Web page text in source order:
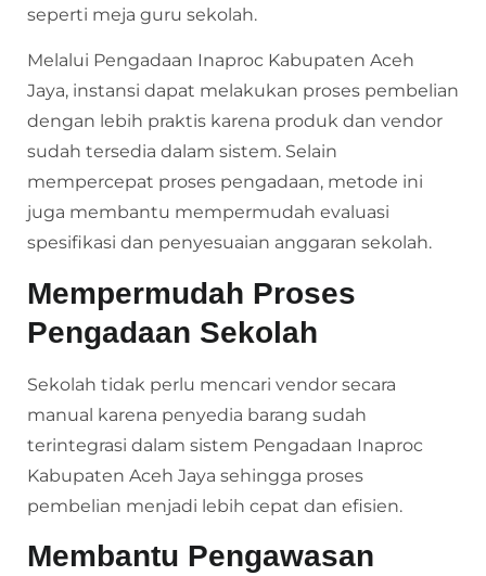
seperti meja guru sekolah.
Melalui Pengadaan Inaproc Kabupaten Aceh
Jaya, instansi dapat melakukan proses pembelian
dengan lebih praktis karena produk dan vendor
sudah tersedia dalam sistem. Selain
mempercepat proses pengadaan, metode ini
juga membantu mempermudah evaluasi
spesifikasi dan penyesuaian anggaran sekolah.
Mempermudah Proses
Pengadaan Sekolah
Sekolah tidak perlu mencari vendor secara
manual karena penyedia barang sudah
terintegrasi dalam sistem Pengadaan Inaproc
Kabupaten Aceh Jaya sehingga proses
pembelian menjadi lebih cepat dan efisien.
Membantu Pengawasan